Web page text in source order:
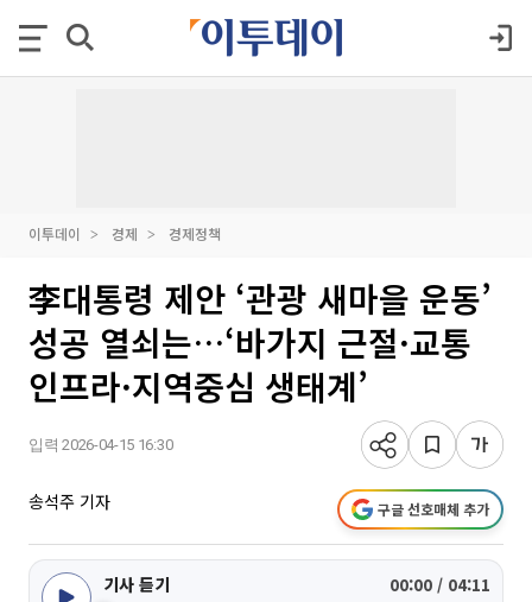
이투데이 경제 경제정책
李대통령 제안 ‘관광 새마을 운동’
성공 열쇠는…‘바가지 근절·교통
인프라·지역중심 생태계’
입력 2026-04-15 16:30
송석주 기자 구글 선호매체 추가
기사 듣기 00:00 / 04:11